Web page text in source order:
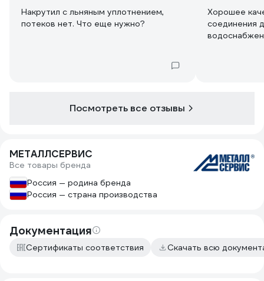
Накрутил с льняным уплотнением,
потеков нет. Что еще нужно?
Хорошее
соединения
Посмотреть все отзывы
МЕТАЛЛСЕРВИС
Все товары бренда
Россия — родина бренда
Россия — страна производства
Документация
Сертификаты соответствия Скачать всю